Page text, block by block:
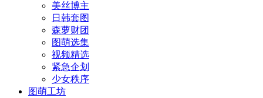
美丝博主
日韩套图
森萝财团
图萌选集
视频精选
紧急企划
少女秩序
图萌工坊